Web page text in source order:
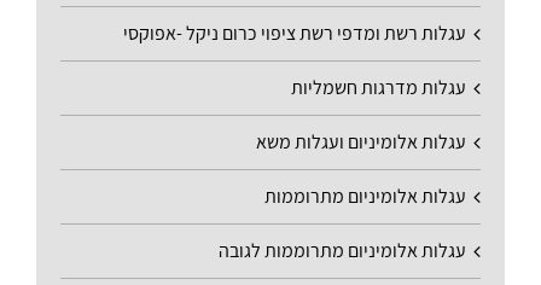
עגלות רשת ומדפי רשת ציפוי כרום ניקל -אפוקסי
עגלות מדרגות חשמליות
עגלות אלומיניום ועגלות משא
עגלות אלומיניום מתרוממות
עגלות אלומיניום מתרוממות לגובה